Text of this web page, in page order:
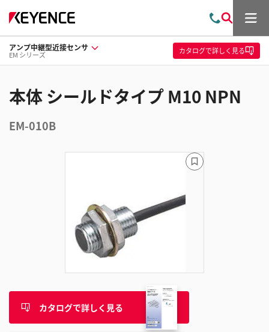
問
い
合
わ
索
メ
ュ
ー
アンプ中継型近接センサ
EM シリーズ カタログで詳しく見る
本体 シールドタイプ M10 NPN
EM-010B
カタログで詳しく見る
ブ
ッ